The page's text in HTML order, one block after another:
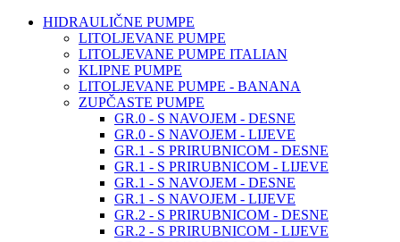
HIDRAULIČNE PUMPE
LITOLJEVANE PUMPE
LITOLJEVANE PUMPE ITALIAN
KLIPNE PUMPE
LITOLJEVANE PUMPE - BANANA
ZUPČASTE PUMPE
GR.0 - S NAVOJEM - DESNE
GR.0 - S NAVOJEM - LIJEVE
GR.1 - S PRIRUBNICOM - DESNE
GR.1 - S PRIRUBNICOM - LIJEVE
GR.1 - S NAVOJEM - DESNE
GR.1 - S NAVOJEM - LIJEVE
GR.2 - S PRIRUBNICOM - DESNE
GR.2 - S PRIRUBNICOM - LIJEVE